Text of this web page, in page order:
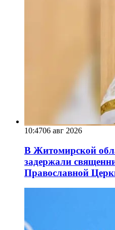
10:4706 авг 2026
В Житомирской
задержали
Православной